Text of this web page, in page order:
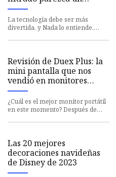
juguete para niños;
déjame explicarte
La tecnología debe ser más
divertida, y Nada lo entiende.
Revisión de Duex Plus: la
mini pantalla que nos
vendió en monitores
portátiles
¿Cuál es el mejor monitor portátil
en este momento? Después de
Las 20 mejores
decoraciones navideñas
de Disney de 2023